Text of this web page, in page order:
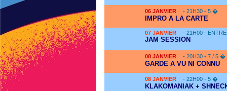
06 JANVIER - 21H30 - 5 �
IMPRO A LA CARTE
07 JANVIER - 21H00 -
JAM SESSION
08 JANVIER - 20H30 - 7 / 5 �
GARDE A VU NI CONNU
08 JANVIER - 22H00 - 5 �
KLAKOMANIAK +